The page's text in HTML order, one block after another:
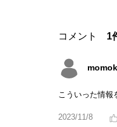
コメント 1
こういった情報
2023/11/8